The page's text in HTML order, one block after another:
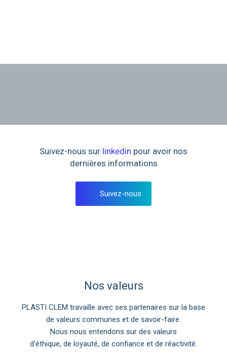
Suivez-nous sur linkedin pour avoir nos
dernières informations
Suivez-nous
Nos valeurs
PLASTI CLEM travaille avec ses partenaires sur la base
de valeurs communes et de savoir-faire.
Nous nous entendons sur des valeurs
d'éthique, de loyauté, de confiance et de réactivité.